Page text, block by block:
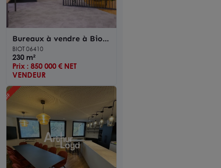
Bureaux à vendre à Biot
avec prestations haut de
gamme et parking
privatif
BIOT 06410
230 m²
Prix : 850 000 € NET
VENDEUR